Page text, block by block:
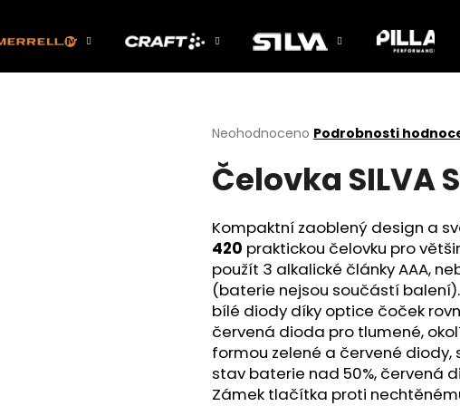
Průměrné
produktu
je
z
5
hvězdiček.
Neohodnoceno Podrobnosti
Čelovka SILVA
Kompaktní zaoblený design a
420 praktickou čelovku pro
použít 3 alkalické články AAA,
(baterie nejsou součástí balení).
bílé diody díky optice čoček
červená dioda pro tlumené,
formou zelené a červené
stav baterie nad 50%, červená
Zámek tlačítka proti
HLEDAT